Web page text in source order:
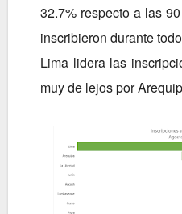
32.7% respecto a las
inscribieron durante
Lima lidera las
muy de lejos por